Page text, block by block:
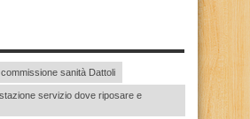
sanità Dattoli
servizio dove riposare e